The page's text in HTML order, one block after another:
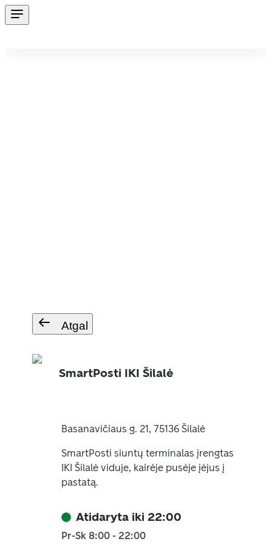
Atgal
SmartPosti IKI Šilalė
Basanavičiaus g. 21, 75136 Šilalė
SmartPosti siuntų terminalas įrengtas
IKI Šilalė viduje, kairėje pusėje įėjus į
pastatą.
Atidaryta iki 22:00
Pr-Sk 8:00 - 22:00